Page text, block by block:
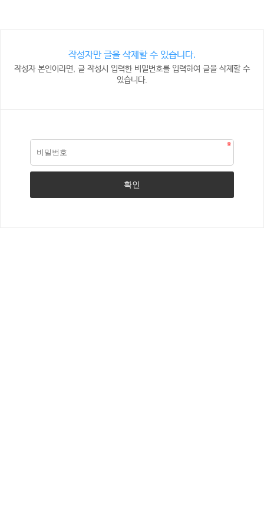
작성자만 글을 삭제할 수 있습니다.
작성자 본인이라면, 글 작성시 입력한 비밀번호를 입력하여 글을 삭제할 수
있습니다.